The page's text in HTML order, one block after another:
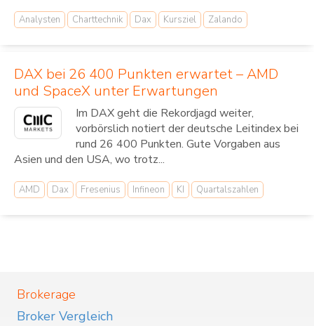
Analysten Charttechnik Dax Kursziel Zalando
DAX bei 26 400 Punkten erwartet – AMD
und SpaceX unter Erwartungen
Im DAX geht die Rekordjagd weiter,
vorbörslich notiert der deutsche Leitindex bei
rund 26 400 Punkten. Gute Vorgaben aus
Asien und den USA, wo trotz...
AMD Dax Fresenius Infineon KI Quartalszahlen
Brokerage
Broker Vergleich